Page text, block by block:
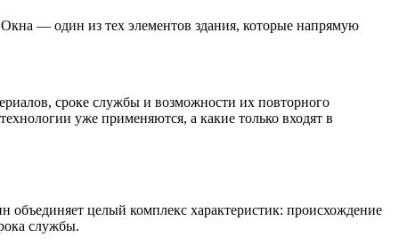
Окна — один из тех элементов здания, которые напрямую
сроке службы и возможности их повторного
уже применяются, а какие только входят в
целый комплекс характеристик: происхождение
службы.